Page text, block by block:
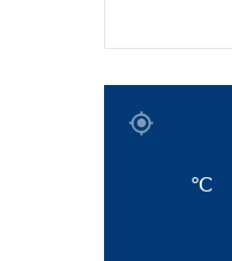
℃